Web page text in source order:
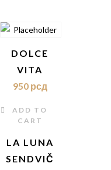
DOLCE
VITA
950 рсд
ADD TO
CART
LA LUNA
SENDVIČ